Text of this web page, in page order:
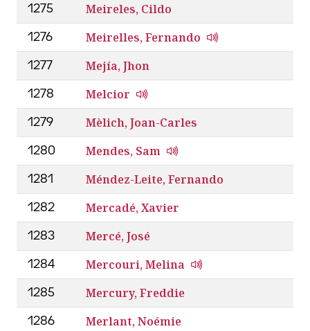
1275 Meireles, Cildo
1276 Meirelles, Fernando
1277 Mejía, Jhon
1278 Melcior
1279 Mèlich, Joan-Carles
1280 Mendes, Sam
1281 Méndez-Leite, Fernando
1282 Mercadé, Xavier
1283 Mercé, José
1284 Mercouri, Melina
1285 Mercury, Freddie
1286 Merlant, Noémie